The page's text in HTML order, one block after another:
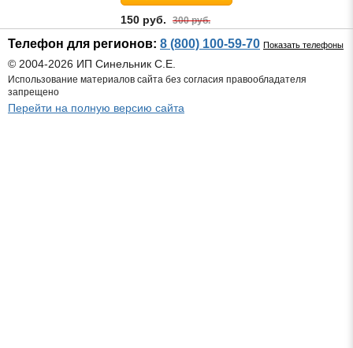
150 руб. 300 руб.
Телефон для регионов: 8 (800) 100-59-70 Показать телефоны
© 2004-2026 ИП Синельник С.Е.
Использование материалов сайта без согласия правообладателя
запрещено
Перейти на полную версию сайта